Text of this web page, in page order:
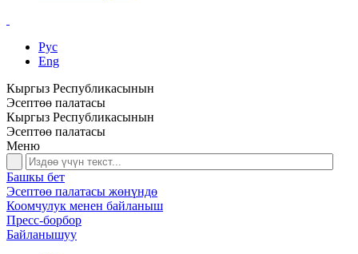
Рус
Eng
Кыргыз Республикасынын
Эсептөө палатасы
Кыргыз Республикасынын
Эсептөө палатасы
Меню
Башкы бет
Эсептөө палатасы жөнүндө
Коомчулук менен байланыш
Пресс-борбор
Байланышуу